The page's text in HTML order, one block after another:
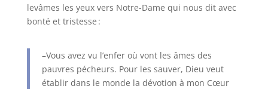
levâmes les yeux vers Notre-Dame qui nous dit avec
bonté et tristesse :
–Vous avez vu l’enfer où vont les âmes des
pauvres pécheurs. Pour les sauver, Dieu veut
établir dans le monde la dévotion à mon Cœur